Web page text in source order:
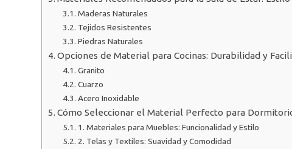
Maderas Naturales
Tejidos Resistentes
Piedras Naturales
Opciones de Material para Cocinas: Durabilidad y
Granito
Cuarzo
Acero Inoxidable
Cómo Seleccionar el Material Perfecto para
1. Materiales para Muebles: Funcionalidad y Estilo
2. Telas y Textiles: Suavidad y Comodidad